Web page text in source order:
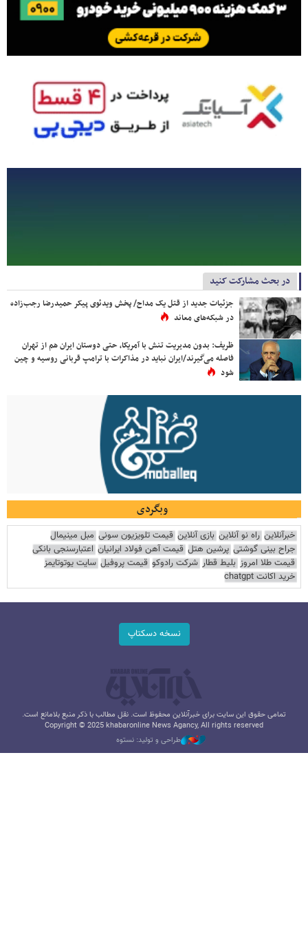
در بحث مشارکت کنید
جزئیات جدید از قتل یک مداح/ پخش ویدئوی پیکر حمیدرضا رجب‌زاده
در شبکه‌های معاند
ظریف: بدون مدیریت تنش با آمریکا، حتی دوستان ایران هم از تهران
فاصله می‌گیرند/ایران نباید در مذاکرات با ترامپ قربانی روسیه و چین
شود
وبگردی
خبرآنلاین راه نو آنلاین بازی آنلاین قیمت تلویزیون سونی مبل مینیمال
جراح بینی گوشتی پرشین هتل قیمت آهن فولاد ایرانیان اعتبارسنجی بانکی
قیمت طلا امروز بلیط قطار شرکت رادوکو قیمت پروفیل سایت یوتوتایمز
خرید اکانت chatgpt
نسخه دسکتاپ
تمامی حقوق این سایت برای خبرآنلاین محفوظ است. نقل مطالب با ذکر منبع بلامانع است.
Copyright © 2025 khabaronline News Agancy, All rights reserved
طراحی و تولید: نستوه